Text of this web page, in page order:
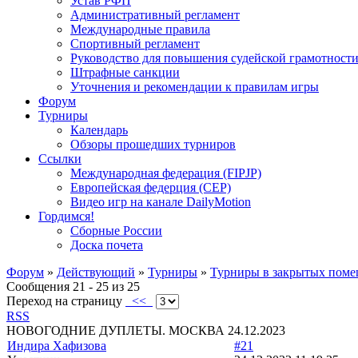
Административный регламент
Международные правила
Спортивный регламент
Руководство для повышения судейской грамотности
Штрафные санкции
Уточнения и рекомендации к правилам игры
Форум
Турниры
Календарь
Обзоры прошедших турниров
Ссылки
Международная федерация (FIPJP)
Европейская федерция (CEP)
Видео игр на канале DailyMotion
Гордимся!
Сборные России
Доска почета
Форум » Действующий » Турниры » Турниры в закрытых
Сообщения 21 - 25 из 25
Переход на страницу
<<
RSS
НОВОГОДНИЕ ДУПЛЕТЫ. МОСКВА 24.12.2023
Индира Хафизова
#21